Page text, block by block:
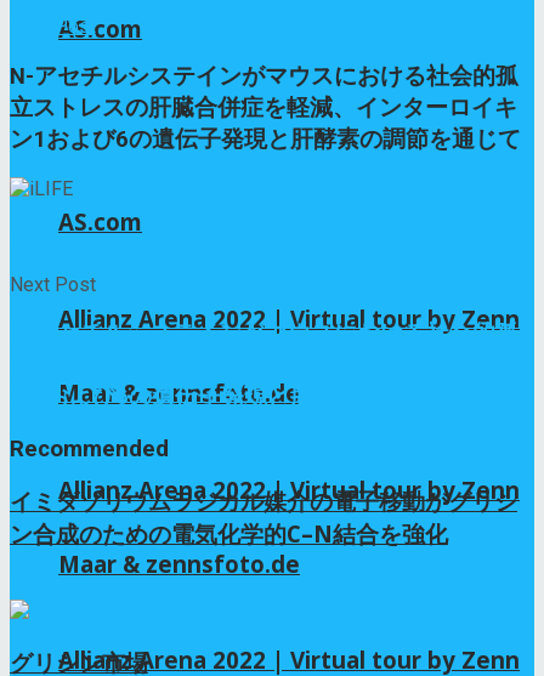
AS.com
AS.com
Allianz Arena 2022 | Virtual tour by Zenn
Maar & zennsfoto.de
Allianz Arena 2022 | Virtual tour by Zenn
Maar & zennsfoto.de
Allianz Arena 2022 | Virtual tour by Zenn
Next Post
N-アセチルシステインがマウスにおける社会的孤
立ストレスの肝臓合併症を軽減、インターロイキ
ン1および6の遺伝子発現と肝酵素の調節を通じて
iLIFE
Next Post
N-アセチルシステインがマウスにおける社会的孤
ン1および6の遺伝子発現と肝酵素の調節を通じて
Recommended
イミダゾリウムラジカル媒介の電子移動がグリシ
ン合成のための電気化学的C–N結合を強化
グリシン市場